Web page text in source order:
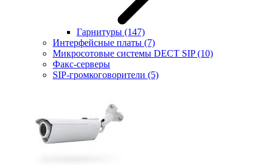
Гарнитуры (147)
Интерфейсные платы (7)
Микросотовые системы DECT SIP(10)
Факс-серверы
SIP-громкоговорители (5)